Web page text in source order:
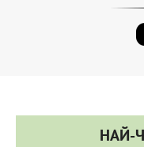
НАЙ-